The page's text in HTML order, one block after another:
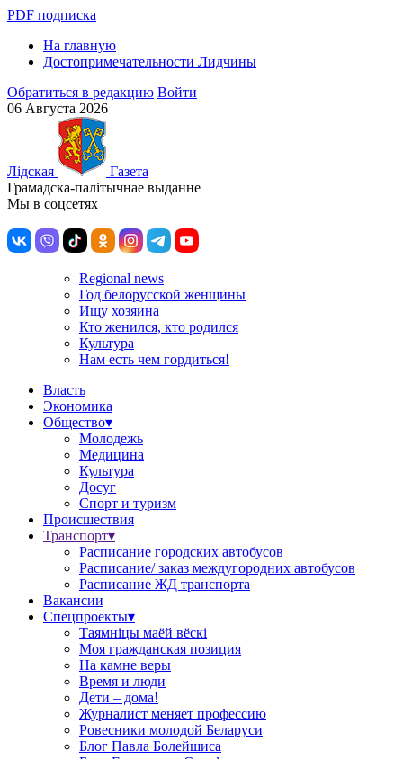
PDF подписка
На главную
Достопримечательности Лидчины
Обратиться в редакцию Войти
06 Августа 2026
Лiдская
Газета
Грамадска-палiтычнае выданне
Мы в соцсетях
Regional news
Год белорусской женщины
Ищу хозяина
Кто женился, кто родился
Культура
Нам есть чем гордиться!
Власть
Экономика
Общество▾
Молодежь
Медицина
Культура
Досуг
Спорт и туризм
Происшествия
Транспорт▾
Расписание городских автобусов
Расписание/ заказ междугородних автобусов
Расписание ЖД транспорта
Вакансии
Спецпроекты▾
Таямніцы маёй вёскі
Моя гражданская позиция
На камне веры
Время и люди
Дети – дома!
Журналист меняет профессию
Ровесники молодой Беларуси
Блог Павла Болейшиса